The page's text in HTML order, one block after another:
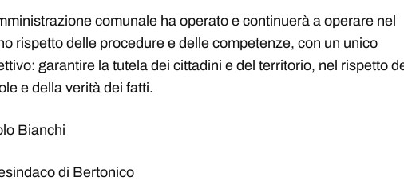
comunale ha operato e continuerà a operare nel
rispetto delle procedure e delle competenze, con un unico
garantire la tutela dei cittadini e del territorio, nel rispetto
e della verità dei fatti.
Bianchi
di Bertonico